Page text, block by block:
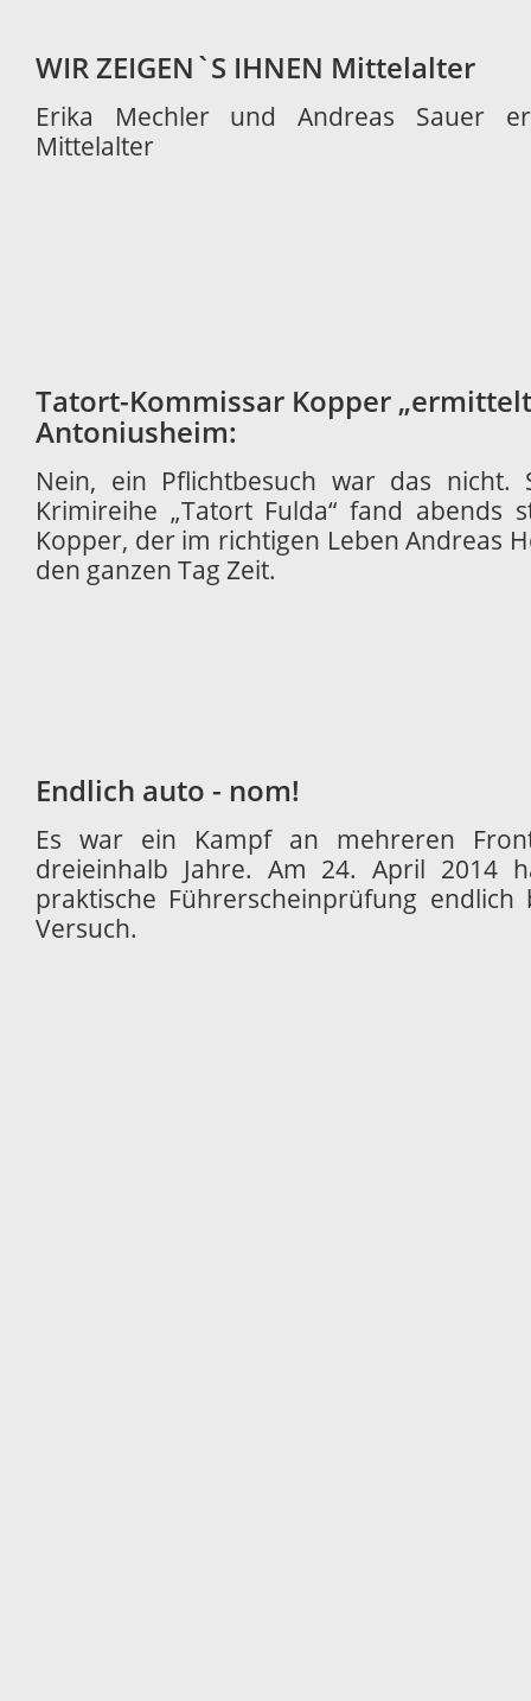
WIR ZEIGEN`S IHNEN Mittelalter
Erika Mechler und Andreas Sauer
Mittelalter
Tatort-Kommissar Kopper
Antoniusheim:
Nein, ein Pflichtbesuch war das nicht.
Krimireihe „Tatort Fulda“ fand abends
Kopper, der im richtigen Leben Andreas
den ganzen Tag Zeit.
Endlich auto - nom!
Es war ein Kampf an mehreren
dreieinhalb Jahre. Am 24. April 2014
praktische Führerscheinprüfung
Versuch.